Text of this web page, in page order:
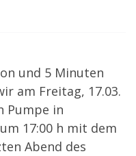
und 5 Minuten
am Freitag, 17.03.
Pumpe in
17:00 h mit dem
Abend des